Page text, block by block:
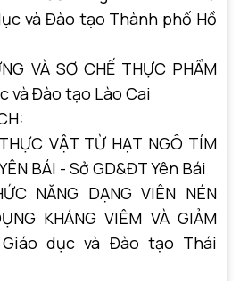
và Đào tạo Thành phố Hồ
VÀ SƠ CHẾ THỰC PHẨM
và Đào tạo Lào Cai
VẬT TỪ HẠT NGÔ TÍM
BÁI - Sở GD&ĐT Yên Bái
NĂNG DẠNG VIÊN NÉN
KHÁNG VIÊM VÀ GIẢM
dục và Đào tạo Thái